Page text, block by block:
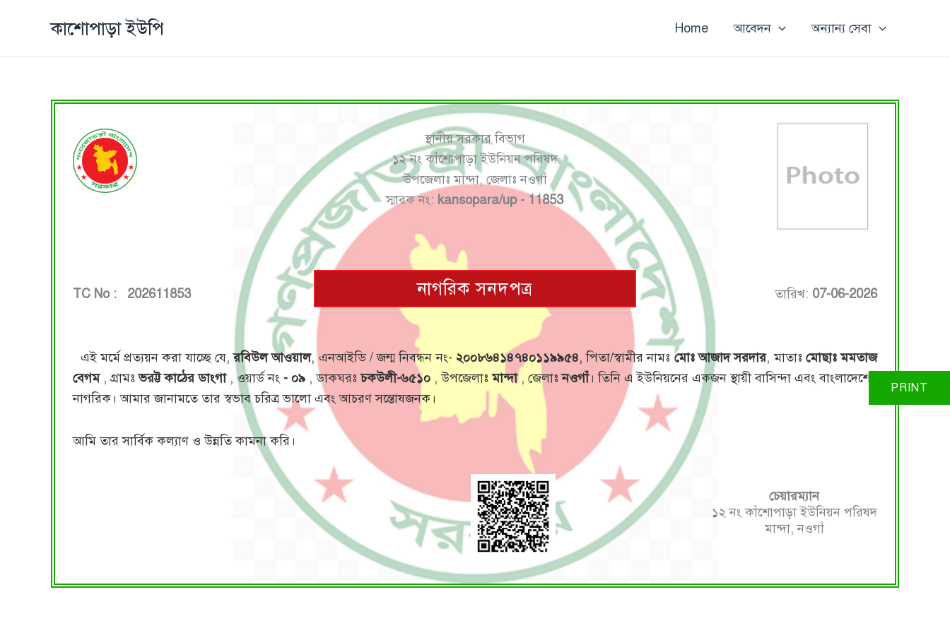
কাশোপাড়া ইউপি Home আবেদন অন্যান্য সেবা
স্থানীয় সরকার বিভাগ
১২ নং কাঁশোপাড়া ইউনিয়ন পরিষদ
উপজেলাঃ মান্দা, জেলাঃ নওগাঁ
স্মারক নং: kansopara/up - 11853
TC No : 202611853 নাগরিক সনদপত্র তারিখ: 07-06-2026
এই মর্মে প্রত্যয়ন করা যাচ্ছে যে,রবিউল আওয়াল, এনআইডি / জন্ম নিবন্ধন নং- ২০০৮৬৪১৪৭৪০১১৯৯৫৪, পিতা/স্বামীর নামঃ মোঃ আজাদ সরদার, মাতাঃ মোছাঃ মমতাজ
বেগম , গ্রামঃভরট্ট কাঠের ডাংগা , ওয়ার্ড নং - ০৯ , ডাকঘরঃচকউলী-৬৫১০ , উপজেলাঃমান্দা , জেলাঃনওগাঁ। তিনি এ ইউনিয়নের একজন স্থায়ী বাসিন্দা এবং বাংলাদেশের
নাগরিক। আমার জানামতে তার স্বভাব চরিত্র ভালো এবং আচরণ সন্তোষজনক।
আমি তার সার্বিক কল্যাণ ও উন্নতি কামনা করি।
চেয়ারম্যান
১২ নং কাঁশোপাড়া ইউনিয়ন পরিষদ
মান্দা, নওগাঁ